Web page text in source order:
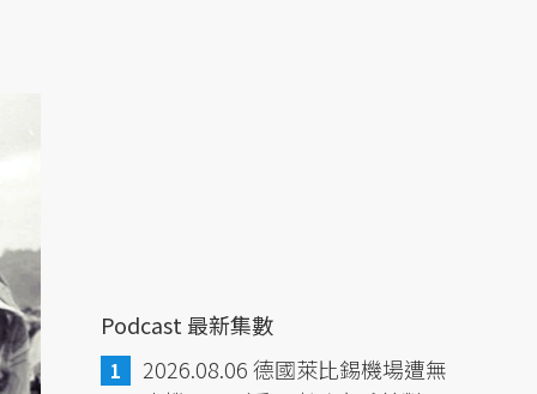
Podcast 最新集數
2026.08.06 德國萊比錫機場遭無